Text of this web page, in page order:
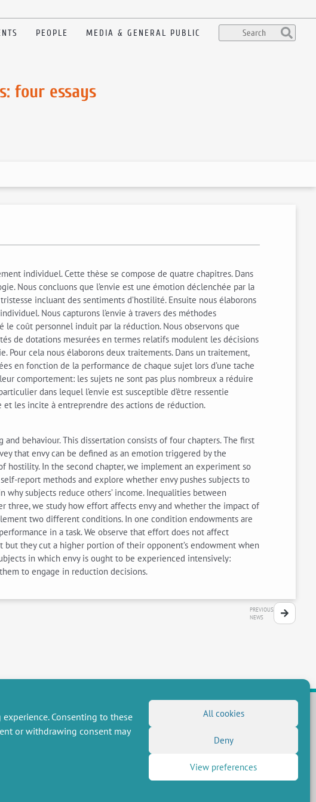
Consenting to these
or withdrawing consent may
All cookies
Deny
View preferences
PEOPLE MEDIA & GENERAL PUBLIC
four essays
individuel. Cette thèse se compose de quatre chapitres. Dans
Nous concluons que l’envie est une émotion déclenchée par la
incluant des sentiments d’hostilité. Ensuite nous élaborons
Nous capturons l’envie à travers des méthodes
coût personnel induit par la réduction. Nous observons que
de dotations mesurées en termes relatifs modulent les décisions
Pour cela nous élaborons deux traitements. Dans un traitement,
en fonction de la performance de chaque sujet lors d’une tache
comportement: les sujets ne sont pas plus nombreux a réduire
dans lequel l’envie est susceptible d’être ressentie
et les incite à entreprendre des actions de réduction.
behaviour. This dissertation consists of four chapters. The first
that envy can be defined as an emotion triggered by the
hostility. In the second chapter, we implement an experiment so
report methods and explore whether envy pushes subjects to
why subjects reduce others’ income. Inequalities between
three, we study how effort affects envy and whether the impact of
two different conditions. In one condition endowments are
in a task. We observe that effort does not affect
they cut a higher portion of their opponent’s endowment when
in which envy is ought to be experienced intensively:
to engage in reduction decisions.
PREVIOUS
NEWS
FOLLOW US
RSS Feed
Social networks